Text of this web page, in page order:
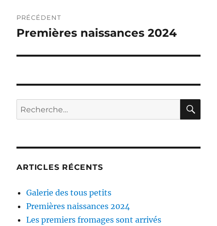
de
PRÉCÉDENT
Publication
Premières naissances 2024
Recherche
pour :
ARTICLES RÉCENTS
Galerie des tous petits
Premières naissances 2024
Les premiers fromages sont arrivés